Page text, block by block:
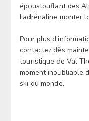
époustouflant des
l’adrénaline monter
Pour plus
contactez dès
touristique de Val
moment inoubliable
ski du monde.